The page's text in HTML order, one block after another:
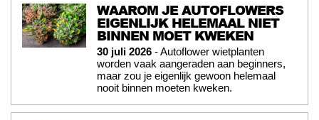
WAAROM JE AUTOFLOWERS
EIGENLIJK HELEMAAL NIET
BINNEN MOET KWEKEN
30 juli 2026 - Autoflower wietplanten
worden vaak aangeraden aan beginners,
maar zou je eigenlijk gewoon helemaal
nooit binnen moeten kweken.